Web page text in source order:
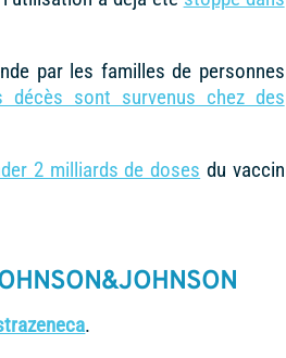
par les familles de personnes
décès sont survenus chez des
2 milliards de doses du vaccin
.